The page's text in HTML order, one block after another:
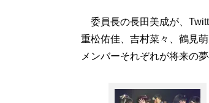
委員長の長田美成が、
重松佑佳、吉村菜々、鶴見
メンバーそれぞれが将来の